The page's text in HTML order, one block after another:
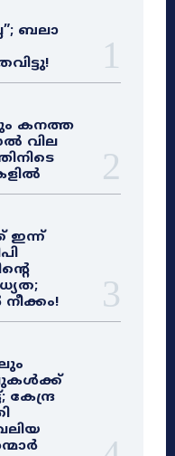
ബലാ
കനത്ത
വില
ഇന്ന്